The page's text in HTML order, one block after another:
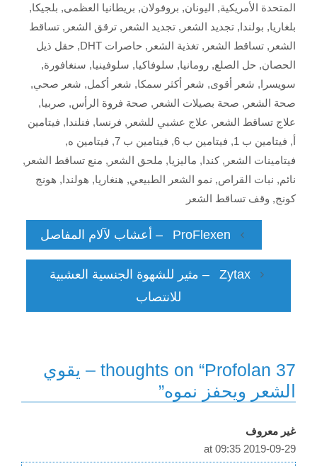
المتحدة الأمريكية, اليونان, بروفولان, بريطانيا العظمى, بلجيكا,
بلغاريا, بولندا, تجديد الشعر , تجديد الشعر , ترقق الشعر , تساقط
الشعر , تساقط الشعر , تغذية الشعر , حاصرات DHT , حقل ذيل
الحصان, حل الصلع, رومانيا, سلوفاكيا, سلوفينيا, سنغافورة,
سويسرا, شعر أقوى, شعر أكثر سمكا, شعر أكمل, شعر صحي,
صحة الشعر , صحة بصيلات الشعر , صحة فروة الرأس, صربيا,
علاج تساقط الشعر , علاج عشبي للشعر , فرنسا, فنلندا, فيتامين
أ, فيتامين ب 1 , فيتامين ب 6 , فيتامين ب 7 , فيتامين ه,
فيتامينات الشعر , كندا, ماليزيا, ملحق الشعر , منع تساقط الشعر ,
نائم, نبات القراص, نمو الشعر الطبيعي, هنغاريا, هولندا, هونج
كونج, وقف تساقط الشعر
ProFlexen – أعشاب لآلام المفاصل
Zytax – مثير للشهوة الجنسية العشبية
للانتصاب
37 thoughts on “Profolan – يقوي
الشعر ويحفز نموه”
غير معروف
2019-09-29 at 09:35